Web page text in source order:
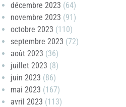
décembre 2023 (64)
novembre 2023 (91)
octobre 2023 (110)
septembre 2023 (72)
août 2023 (36)
juillet 2023 (8)
juin 2023 (86)
mai 2023 (167)
avril 2023 (113)